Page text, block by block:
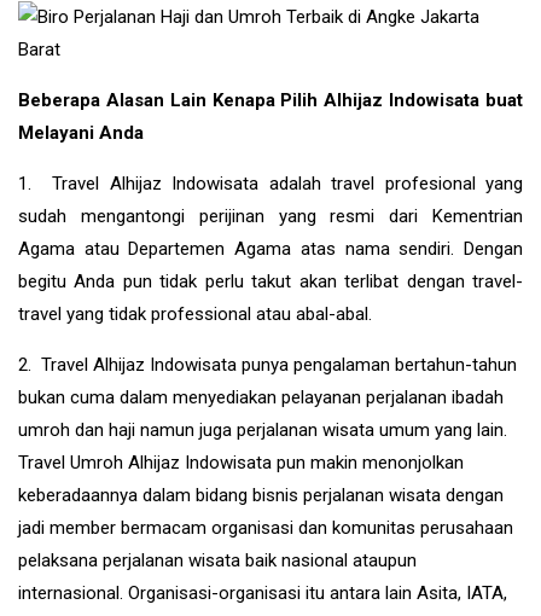
Beberapa Alasan Lain Kenapa Pilih Alhijaz Indowisata buat
Melayani Anda
1. Travel Alhijaz Indowisata adalah travel profesional yang
sudah mengantongi perijinan yang resmi dari Kementrian
Agama atau Departemen Agama atas nama sendiri. Dengan
begitu Anda pun tidak perlu takut akan terlibat dengan travel-
travel yang tidak professional atau abal-abal.
2. Travel Alhijaz Indowisata punya pengalaman bertahun-tahun
bukan cuma dalam menyediakan pelayanan perjalanan ibadah
umroh dan haji namun juga perjalanan wisata umum yang lain.
Travel Umroh Alhijaz Indowisata pun makin menonjolkan
keberadaannya dalam bidang bisnis perjalanan wisata dengan
jadi member bermacam organisasi dan komunitas perusahaan
pelaksana perjalanan wisata baik nasional ataupun
internasional. Organisasi-organisasi itu antara lain Asita, IATA,